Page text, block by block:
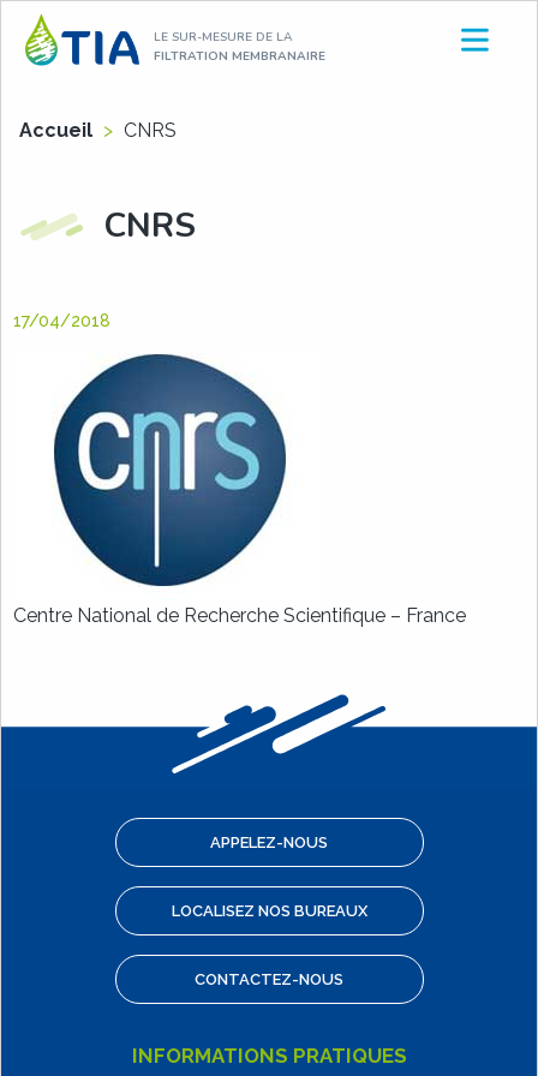
Aller
contenu
LE SUR-MESURE DE LA
FILTRATION MEMBRANAIRE
Accueil > CNRS
CNRS
17/04/2018
Centre National de Recherche Scientifique – France
APPELEZ-NOUS
LOCALISEZ NOS BUREAUX
CONTACTEZ-NOUS
INFORMATIONS PRATIQUES